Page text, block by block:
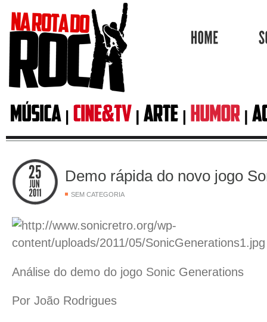
Demo rápida do novo jogo
SEM CATEGORIA
Análise do demo do jogo Sonic Generations
Por João Rodrigues